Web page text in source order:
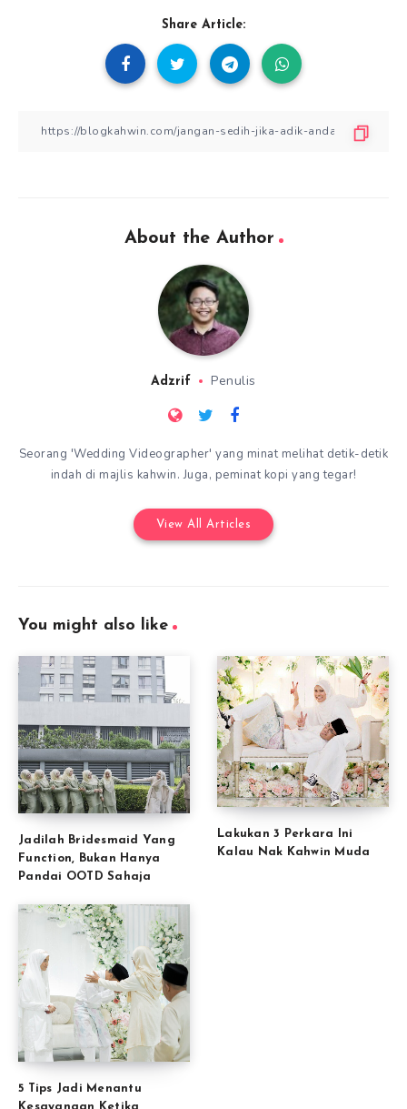
Share Article:
About the Author
Adzrif Penulis
Seorang 'Wedding Videographer' yang minat melihat detik-detik
indah di majlis kahwin. Juga, peminat kopi yang tegar!
View All Articles
You might also like
Jadilah Bridesmaid Yang
Function, Bukan Hanya
Pandai OOTD Sahaja
Lakukan 3 Perkara Ini
Kalau Nak Kahwin Muda
5 Tips Jadi Menantu